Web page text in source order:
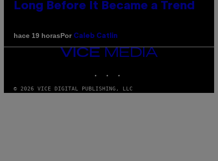
Long Before It Became a Trend
hace 19 horasPor Caleb Catlin
VICE
MEDIA
© 2026 VICE DIGITAL PUBLISHING, LLC